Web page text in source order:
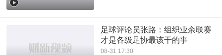
足球评论员张路：组织业余联赛
才是各级足协最该干的事
08-31 17:30